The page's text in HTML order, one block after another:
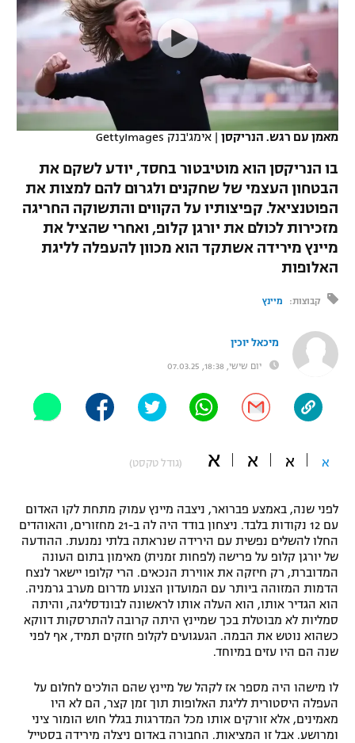
רץ ברשת
תוצאות
לוח שידורים
ברחבה
תקנון עבור פעילות אלקטרה
תקנון עבור פעילות ספורט 1 – "מרלן"
גיימינג E-Sports
תנאי שימוש
מדיניות פרטיות
תקנון פעילות ספורט 1
רשיון להקרנה פומבית לבית עסק
נבחרת ישראל
מכבי חיפה
בית"ר ירושלים
מכבי תל אביב
הפועל תל אביב
הפועל חיפה
הפועל באר שבע
ליגה איטלקית
ליגה צרפתית
ליגה טורקית
ליגה סינית
ליגה ברזילאית
ליגות נוספות
כדורסל נשים
מכבי תל אביב
הפועל חולון
הפועל ירושלים
דני אבדיה
יורוליג
יורוקאפ
טניס
כדוריד
כדורעף
ג'ודו
אגרוף
ספורט אולימפי
היאבקות WWE
ספורט מוטורי
כדורמים
בייסבול MLB
ספורט אתגרי ואקסטרים
אומנויות לחימה
גיימינג E-Sports
מאמן עם רגש. הנריקסן | אימג'בנק GettyImages
בו הנריקסן הוא מוטיבטור בחסד, יודע לשקם את
הבטחון העצמי של שחקנים ולגרום להם למצות את
הפוטנציאל. קפיצותיו על הקווים והתשוקה החריגה
מזכירות לכולם את יורגן קלופ, ואחרי שהציל את
מיינץ מירידה אשתקד הוא מכוון להעפלה לליגת
האלופות
קבוצות: מיינץ
מיכאל יוכין
יום שישי, 18:38, 07.03.25
א א א א (גודל טקסט)
לפני שנה, באמצע פברואר, ניצבה מיינץ עמוק מתחת לקו האדום
עם 12 נקודות בלבד. ניצחון בודד היה לה ב-21 מחזורים, והאוהדים
החלו להשלים נפשית עם הירידה שנראתה בלתי נמנעת. ההודעה
של יורגן קלופ על פרישה (לפחות זמנית) מאימון בתום העונה
המדוברת, רק חיזקה את אווירת הנכאים. הרי קלופו יישאר לנצח
הדמות המזוהה ביותר עם המועדון הצנוע מדרום מערב גרמניה.
הוא הגדיר אותו, הוא העלה אותו לראשונה לבונדסליגה, והיתה
סמליות לא מבוטלת בכך שמיינץ היתה קרובה להתרסקות דווקא
כשהוא נוטש את הבמה. הגעגועים לקלופ חזקים תמיד, אף לפני
שנה הם היו עזים במיוחד.
לו מישהו היה מספר אז לקהל של מיינץ שהם הולכים לחלום על
העפלה היסטורית לליגת האלופות תוך זמן קצר, הם לא היו
מאמינים, אלא זורקים אותו מכל המדרגות בגלל חוש הומור ציני
ומרושע. אבל זו המציאות. החבורה באדום ניצלה מירידה בסטייל